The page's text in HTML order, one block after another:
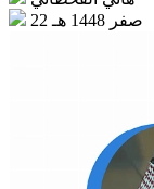
22 صفر 1448 هـ